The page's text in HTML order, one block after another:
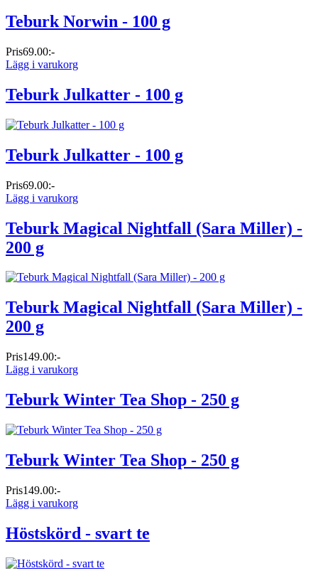
Teburk Norwin - 100 g
Pris69.00:-
Lägg i varukorg
Teburk Julkatter - 100 g
Teburk Julkatter - 100 g
Pris69.00:-
Lägg i varukorg
Teburk Magical Nightfall (Sara Miller) -
200 g
Teburk Magical Nightfall (Sara Miller) -
200 g
Pris149.00:-
Lägg i varukorg
Teburk Winter Tea Shop - 250 g
Teburk Winter Tea Shop - 250 g
Pris149.00:-
Lägg i varukorg
Höstskörd - svart te